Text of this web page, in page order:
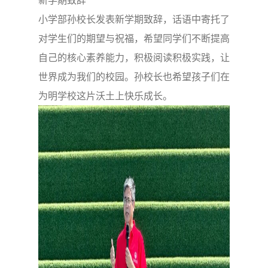
小学部孙校长发表新学期致辞，话语中寄托了
对学生们的期望与祝福，希望同学们不断提高
自己的核心素养能力，积极阅读积极实践，让
世界成为我们的校园。孙校长也希望孩子们在
为明学校这片沃土上快乐成长。